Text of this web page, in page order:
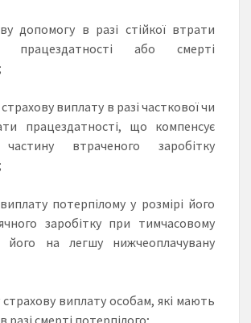
допомогу в разі стійкої втрати
працездатності або смерті
виплату в разі часткової чи
працездатності, що компенсує
частину втраченого заробітку
потерпілому у розмірі його
заробітку при тимчасовому
його на легшу нижчеоплачувану
виплату особам, які мають
разі смерті потерпілого;